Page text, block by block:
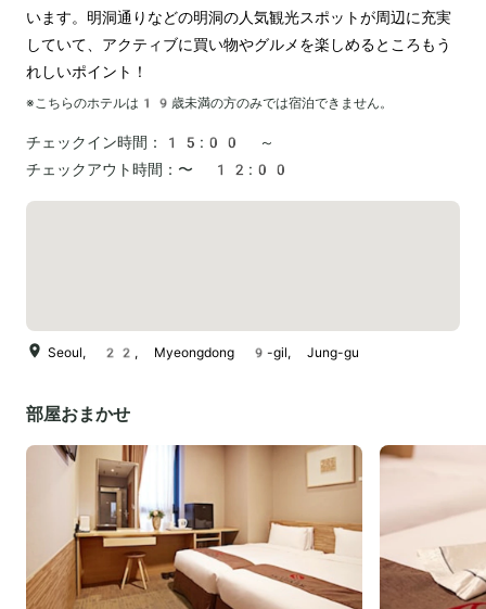
います。明洞通りなどの明洞の人気観光スポットが周辺に充実
していて、アクティブに買い物やグルメを楽しめるところもう
れしいポイント！
※こちらのホテルは 19 歳未満の方のみでは宿泊できません。
チェックイン時間：
15:00 ～
チェックアウト時間： 〜 12:00
Seoul, 22, Myeongdong 9-gil, Jung-gu
部屋おまかせ